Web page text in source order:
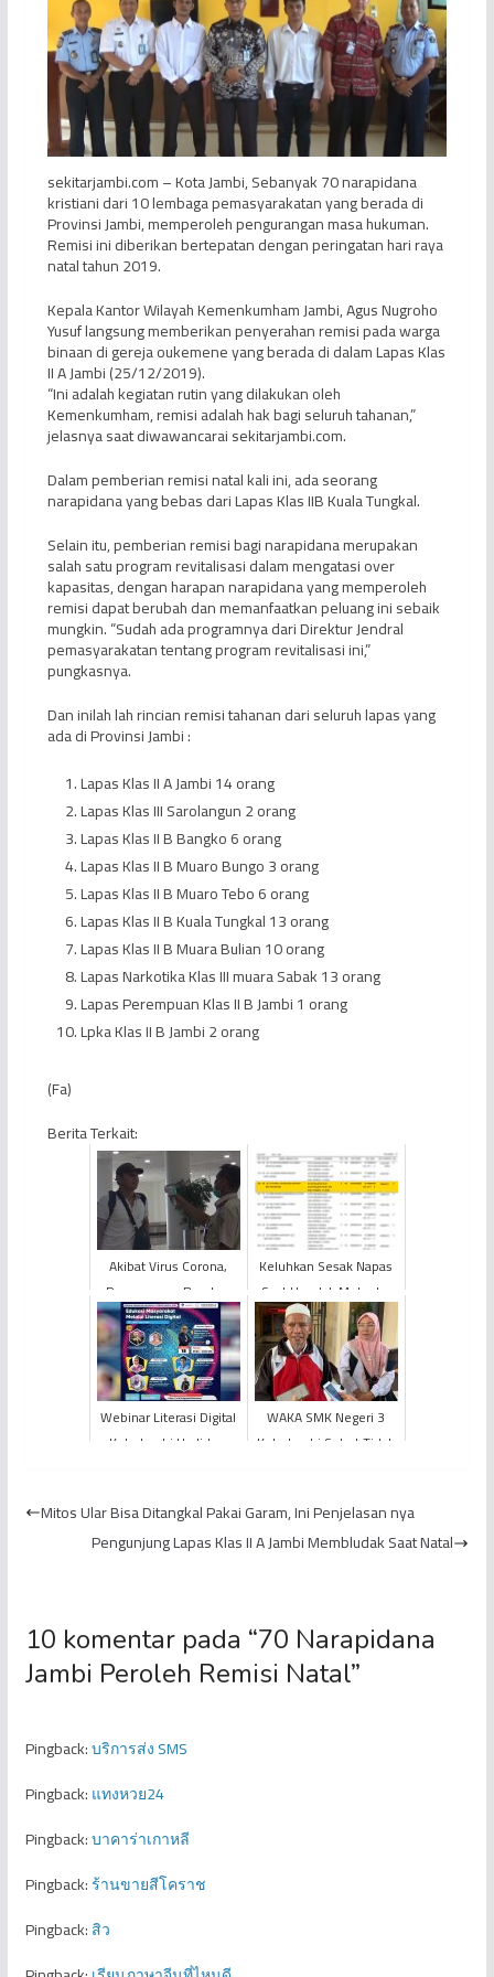
sekitarjambi.com – Kota Jambi, Sebanyak 70 narapidana
kristiani dari 10 lembaga pemasyarakatan yang berada di
Provinsi Jambi, memperoleh pengurangan masa hukuman.
Remisi ini diberikan bertepatan dengan peringatan hari raya
natal tahun 2019.
Kepala Kantor Wilayah Kemenkumham Jambi, Agus Nugroho
Yusuf langsung memberikan penyerahan remisi pada warga
binaan di gereja oukemene yang berada di dalam Lapas Klas
II A Jambi (25/12/2019).
“Ini adalah kegiatan rutin yang dilakukan oleh
Kemenkumham, remisi adalah hak bagi seluruh tahanan,”
jelasnya saat diwawancarai sekitarjambi.com.
Dalam pemberian remisi natal kali ini, ada seorang
narapidana yang bebas dari Lapas Klas IIB Kuala Tungkal.
Selain itu, pemberian remisi bagi narapidana merupakan
salah satu program revitalisasi dalam mengatasi over
kapasitas, dengan harapan narapidana yang memperoleh
remisi dapat berubah dan memanfaatkan peluang ini sebaik
mungkin. “Sudah ada programnya dari Direktur Jendral
pemasyarakatan tentang program revitalisasi ini,”
pungkasnya.
Dan inilah lah rincian remisi tahanan dari seluruh lapas yang
ada di Provinsi Jambi :
Lapas Klas II A Jambi 14 orang
Lapas Klas III Sarolangun 2 orang
Lapas Klas II B Bangko 6 orang
Lapas Klas II B Muaro Bungo 3 orang
Lapas Klas II B Muaro Tebo 6 orang
Lapas Klas II B Kuala Tungkal 13 orang
Lapas Klas II B Muara Bulian 10 orang
Lapas Narkotika Klas III muara Sabak 13 orang
Lapas Perempuan Klas II B Jambi 1 orang
Lpka Klas II B Jambi 2 orang
(Fa)
Berita Terkait:
Akibat Virus Corona,
Pengawasan Bandara
Jambi Diperketat
Keluhkan Sesak Napas
Saat Hendak Melontar
Jumrah, Jemaah Haji
KLOTER BTH 24 Asal
Kabu...
Webinar Literasi Digital
Kota Jambi Hadirkan
Lite...
WAKA SMK Negeri 3
Kota Jambi Sebut Tidak
Jambi
Mitos Ular Bisa Ditangkal Pakai Garam, Ini Penjelasan nya
Pengunjung Lapas Klas II A Jambi Membludak Saat Natal
10 komentar pada “70 Narapidana
Jambi Peroleh Remisi Natal”
Pingback:บริการส่ง SMS
Pingback:แทงหวย24
Pingback:บาคาร่าเกาหลี
Pingback:ร้านขายสีโคราช
Pingback:สิว